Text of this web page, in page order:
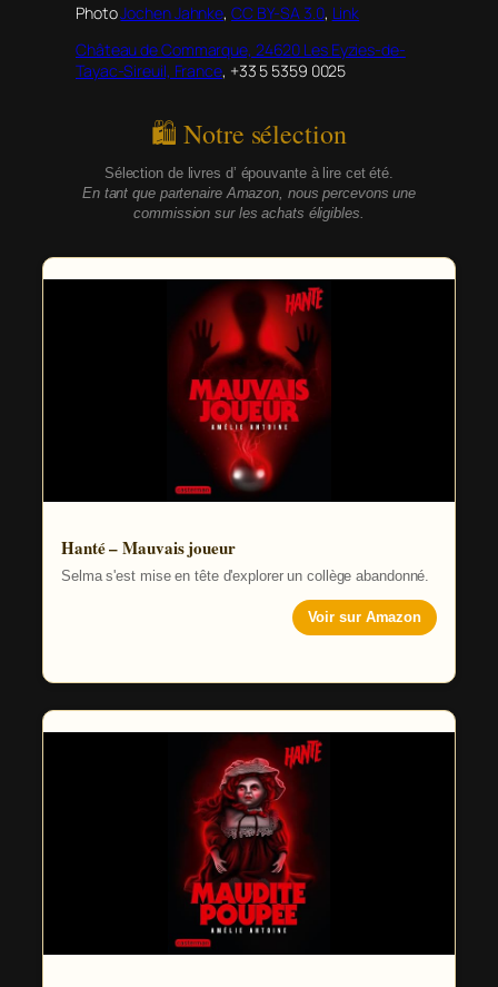
PhotoJochen Jahnke, CC BY-SA 3.0, Link
Château de Commarque, 24620 Les Eyzies-de-
Tayac-Sireuil, France, +33 5 5359 0025
🛍 Notre sélection
Sélection de livres d’ épouvante à lire cet été.
En tant que partenaire Amazon, nous percevons une
commission sur les achats éligibles.
Hanté – Mauvais joueur
Selma s'est mise en tête d'explorer un collège abandonné.
Voir sur Amazon